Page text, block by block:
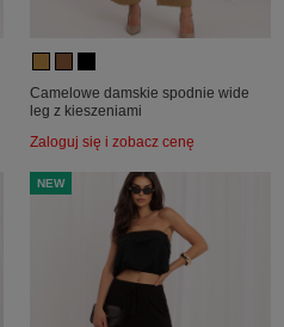
Camelowe damskie spodnie wide
leg z kieszeniami
Zaloguj się i zobacz cenę
NEW